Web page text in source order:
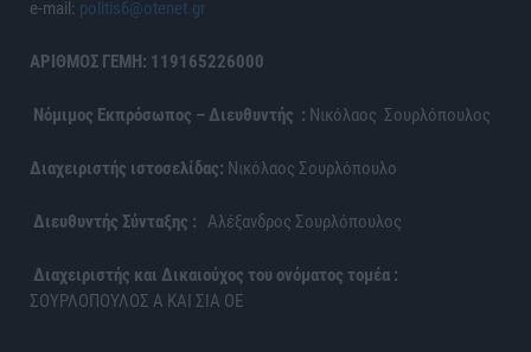
e-mail: politis6@otenet.gr
ΑΡΙΘΜΟΣ ΓΕΜΗ: 119165226000
Νόμιμος Εκπρόσωπος – Διευθυντής : Νικόλαος Σουρλόπουλος
Διαχειριστής ιστοσελίδας: Νικόλαος Σουρλόπουλο
Διευθυντής Σύνταξης : Αλέξανδρος Σουρλόπουλος
Διαχειριστής και Δικαιούχος του ονόματος τομέα :
ΣΟΥΡΛΟΠΟΥΛΟΣ Α ΚΑΙ ΣΙΑ ΟΕ